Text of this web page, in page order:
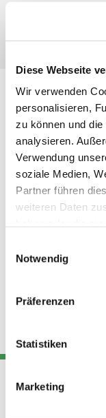
Diese Webseite
Wir verwenden
personalisieren,
zu können und
analysieren.
Verwendung
soziale Medien,
Partner führen
weiteren Daten
Notwendig
Präferenzen
Statistiken
Marketing
Heilig